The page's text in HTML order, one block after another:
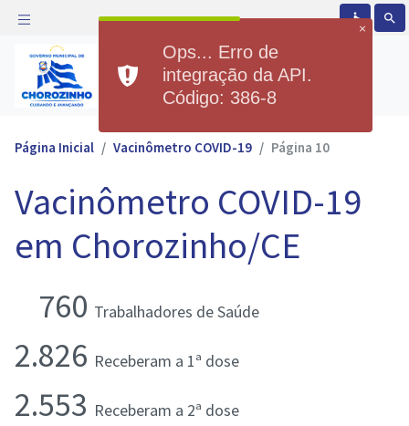
accessible search
Prefeitura Municipal de
Chorozinho
Página Inicial Vacinômetro COVID-19 Página 10
Vacinômetro COVID-19
em Chorozinho/CE
760 Trabalhadores de Saúde
2.826 Receberam a 1ª dose
2.553 Receberam a 2ª dose
×
Ops... Erro de
integração da API.
Código: 386-8